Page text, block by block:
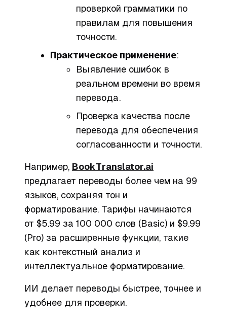
проверкой грамматики по
правилам для повышения
точности.
Практическое применение:
Выявление ошибок в
реальном времени во время
перевода.
Проверка качества после
перевода для обеспечения
согласованности и точности.
Например, BookTranslator.ai
предлагает переводы более чем на 99
языков, сохраняя тон и
форматирование. Тарифы начинаются
от $5.99 за 100 000 слов (Basic) и $9.99
(Pro) за расширенные функции, такие
как контекстный анализ и
интеллектуальное форматирование.
ИИ делает переводы быстрее, точнее и
удобнее для проверки.